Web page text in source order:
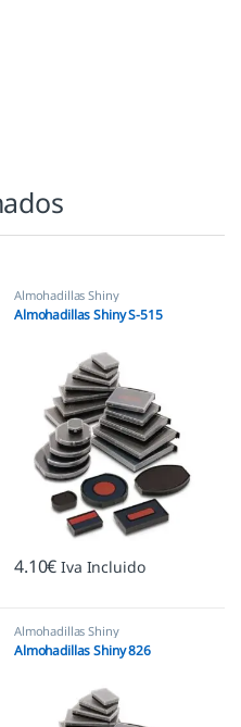
Almohadillas Shiny
Almohadillas Shiny S-515
4.10€ Iva Incluido
Almohadillas Shiny
Almohadillas Shiny 826